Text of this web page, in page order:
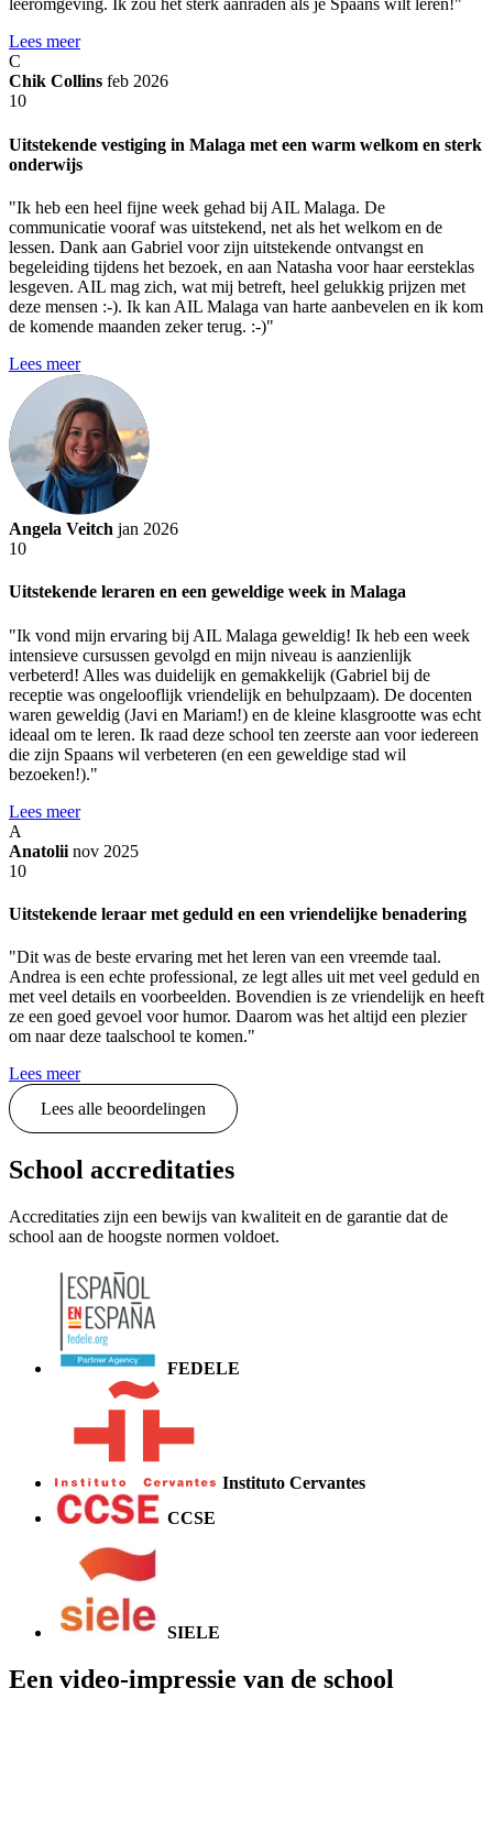
leeromgeving. Ik zou het sterk aanraden als je Spaans wilt leren!"
Lees meer
C
Chik Collins feb 2026
10
Uitstekende vestiging in Malaga met een warm welkom en sterk
onderwijs
"Ik heb een heel fijne week gehad bij AIL Malaga. De
communicatie vooraf was uitstekend, net als het welkom en de
lessen. Dank aan Gabriel voor zijn uitstekende ontvangst en
begeleiding tijdens het bezoek, en aan Natasha voor haar eersteklas
lesgeven. AIL mag zich, wat mij betreft, heel gelukkig prijzen met
deze mensen :-). Ik kan AIL Malaga van harte aanbevelen en ik kom
de komende maanden zeker terug. :-)"
Lees meer
Angela Veitch jan 2026
10
Uitstekende leraren en een geweldige week in Malaga
"Ik vond mijn ervaring bij AIL Malaga geweldig! Ik heb een week
intensieve cursussen gevolgd en mijn niveau is aanzienlijk
verbeterd! Alles was duidelijk en gemakkelijk (Gabriel bij de
receptie was ongelooflijk vriendelijk en behulpzaam). De docenten
waren geweldig (Javi en Mariam!) en de kleine klasgrootte was echt
ideaal om te leren. Ik raad deze school ten zeerste aan voor iedereen
die zijn Spaans wil verbeteren (en een geweldige stad wil
bezoeken!)."
Lees meer
A
Anatolii nov 2025
10
Uitstekende leraar met geduld en een vriendelijke benadering
"Dit was de beste ervaring met het leren van een vreemde taal.
Andrea is een echte professional, ze legt alles uit met veel geduld en
met veel details en voorbeelden. Bovendien is ze vriendelijk en heeft
ze een goed gevoel voor humor. Daarom was het altijd een plezier
om naar deze taalschool te komen."
Lees meer
Lees alle beoordelingen
School accreditaties
Accreditaties zijn een bewijs van kwaliteit en de garantie dat de
school aan de hoogste normen voldoet.
FEDELE
Instituto Cervantes
CCSE
SIELE
Een video-impressie van de school